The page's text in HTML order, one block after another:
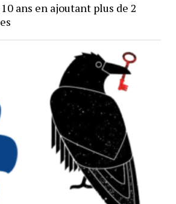
ans en ajoutant plus de 2